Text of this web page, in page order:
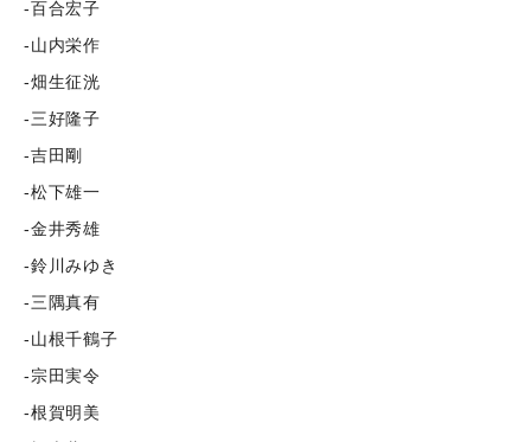
-百合宏子
-山内栄作
-畑生征洸
-三好隆子
-吉田剛
-松下雄一
-金井秀雄
-鈴川みゆき
-三隅真有
-山根千鶴子
-宗田実令
-根賀明美